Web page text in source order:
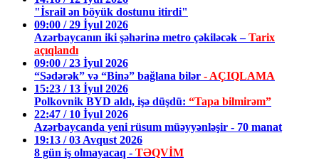
"İsrail ən böyük dostunu itirdi"
09:00 / 29 İyul 2026
Azərbaycanın iki şəhərinə metro çəkiləcək –Tarix
açıqlandı
09:00 / 23 İyul 2026
“Sədərək” və “Binə” bağlana bilər - AÇIQLAMA
15:23 / 13 İyul 2026
Polkovnik BYD aldı, işə düşdü: “Tapa bilmirəm”
22:47 / 10 İyul 2026
Azərbaycanda yeni rüsum müəyyənləşir - 70 manat
19:13 / 03 Avqust 2026
8 gün iş olmayacaq - TƏQVİM